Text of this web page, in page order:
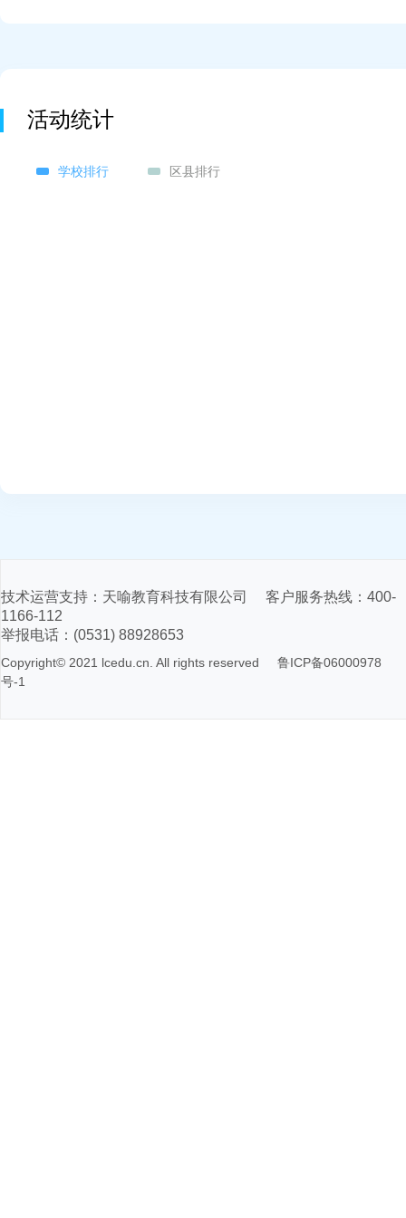
活动统计
学校排行 区县排行
技术运营支持：天喻教育科技有限公司 客户服务热线：400-
1166-112
举报电话：(0531) 88928653
Copyright© 2021 lcedu.cn. All rights reserved 鲁ICP备06000978
号-1